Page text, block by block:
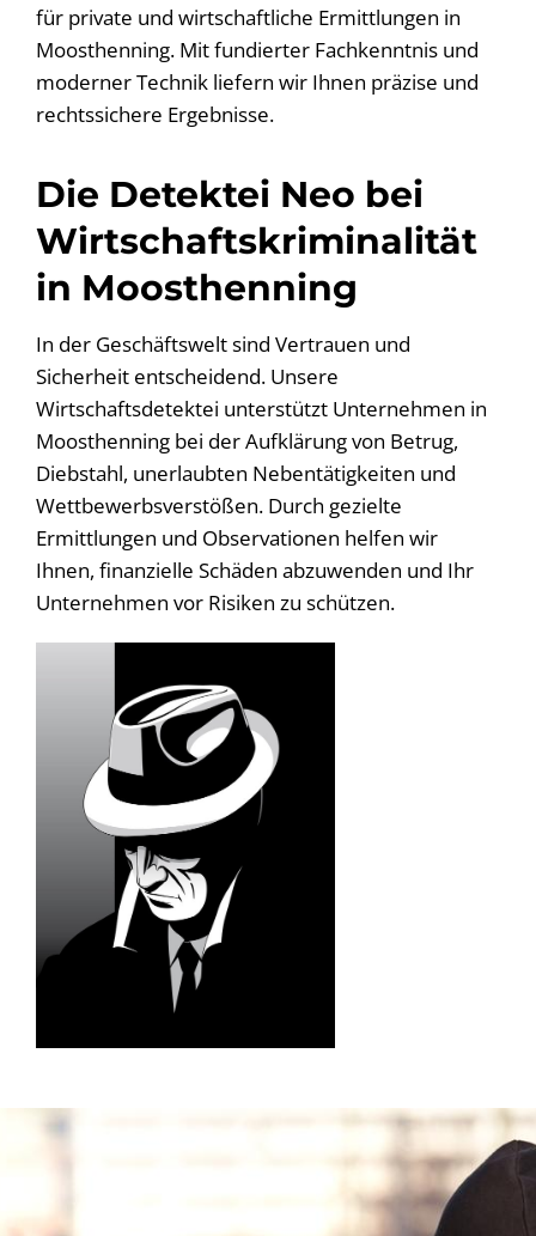
für private und wirtschaftliche Ermittlungen in
Moosthenning. Mit fundierter Fachkenntnis und
moderner Technik liefern wir Ihnen präzise und
rechtssichere Ergebnisse.
Die Detektei Neo bei
Wirtschaftskriminalität
in Moosthenning
In der Geschäftswelt sind Vertrauen und
Sicherheit entscheidend. Unsere
Wirtschaftsdetektei unterstützt Unternehmen in
Moosthenning bei der Aufklärung von Betrug,
Diebstahl, unerlaubten Nebentätigkeiten und
Wettbewerbsverstößen. Durch gezielte
Ermittlungen und Observationen helfen wir
Ihnen, finanzielle Schäden abzuwenden und Ihr
Unternehmen vor Risiken zu schützen.